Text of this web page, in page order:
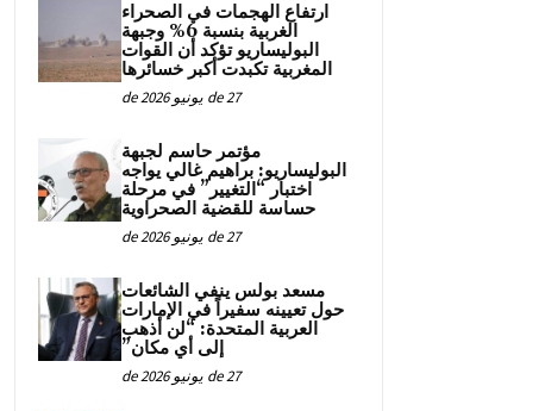
ارتفاع الهجمات في الصحراء
الغربية بنسبة 6% وجبهة
البوليساريو تؤكد أن القوات
المغربية تكبدت أكبر خسائرها
27 de يونيو de 2026
مؤتمر حاسم لجبهة
البوليساريو: براهيم غالي يواجه
اختبار “التغيير” في مرحلة
حساسة للقضية الصحراوية
27 de يونيو de 2026
مسعد بولس ينفي الشائعات
حول تعيينه سفيراً في الإمارات
العربية المتحدة: “لن أذهب
إلى أي مكان”
27 de يونيو de 2026